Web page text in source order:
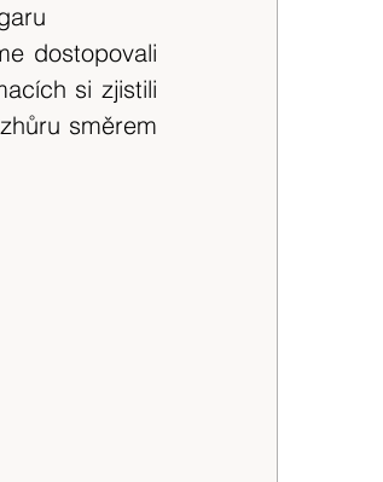
dostopovali
si zjistili
směrem